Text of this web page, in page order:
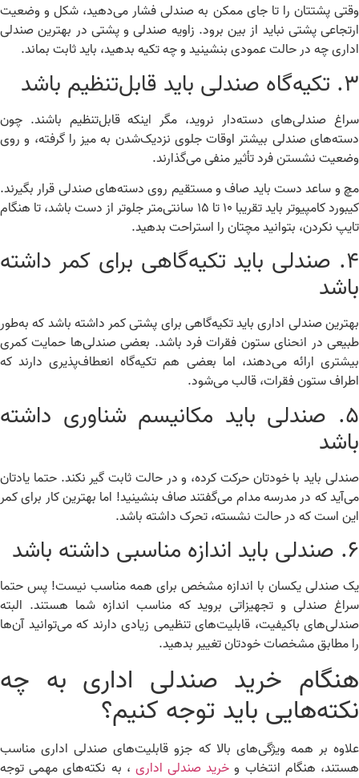
پشتتان را تا جای ممکن به صندلی فشار می‌دهید، شکل و وضعیت
پشتی نباید از بین برود. زاویه صندلی و پشتی در بهترین صندلی
چه در حالت عمودی بنشینید و چه تکیه بدهید، باید ثابت بماند.
باشد
صندلی‌های دسته‌دار نروید، مگر اینکه قابل‌تنظیم باشند. چون
صندلی بیشتر اوقات جلوی نزدیک‌شدن به میز را گرفته، و روی
نشستن فرد تأثیر منفی می‌گذارند.
و ساعد دست باید صاف و مستقیم روی دسته‌های صندلی قرار بگیرند.
کیبورد کامپیوتر باید تقریبا ۱۰ تا ۱۵ سانتی‌متر جلوتر از دست باشد، تا هنگام
نکردن، بتوانید مچتان را استراحت بدهید.
۴. صندلی باید تکیه‌گاهی برای کمر داشته
صندلی اداری باید تکیه‌گاهی برای پشتی کمر داشته باشد که به‌طور
در انحنای ستون فقرات فرد باشد. بعضی صندلی‌ها حمایت کمری
ارائه می‌دهند، اما بعضی هم تکیه‌گاه انعطاف‌پذیری دارند که
ستون فقرات، قالب می‌شود.
۵. صندلی باید مکانیسم شناوری داشته
باید با خودتان حرکت کرده، و در حالت ثابت گیر نکند. حتما یادتان
که در مدرسه مدام می‌گفتند صاف بنشینید! اما بهترین کار برای کمر
است که در حالت نشسته، تحرک داشته باشد.
باشد
صندلی یکسان با اندازه مشخص برای همه مناسب نیست! پس حتما
صندلی و تجهیزاتی بروید که مناسب اندازه شما هستند. البته
باکیفیت، قابلیت‌های تنظیمی زیادی دارند که می‌توانید آن‌ها
مطابق مشخصات خودتان تغییر بدهید.
خرید صندلی اداری به چه
باید توجه کنیم؟
بر همه ویژگی‌های بالا که جزو قابلیت‌های صندلی اداری مناسب
هنگام انتخاب وخرید صندلی اداری، به نکته‌های مهمی توجه